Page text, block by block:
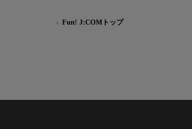
Fun! J:COMトップ